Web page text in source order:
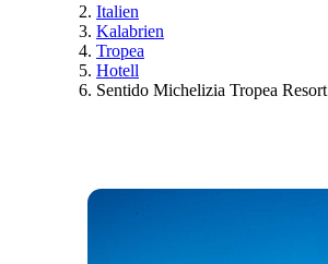
Italien
Kalabrien
Tropea
Hotell
Sentido Michelizia Tropea Resort